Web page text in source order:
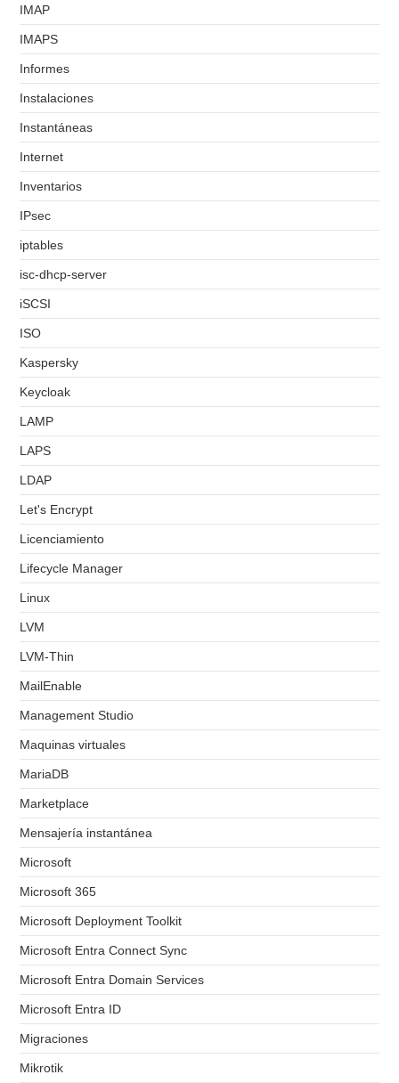
IMAP
IMAPS
Informes
Instalaciones
Instantáneas
Internet
Inventarios
IPsec
iptables
isc-dhcp-server
iSCSI
ISO
Kaspersky
Keycloak
LAMP
LAPS
LDAP
Let's Encrypt
Licenciamiento
Lifecycle Manager
Linux
LVM
LVM-Thin
MailEnable
Management Studio
Maquinas virtuales
MariaDB
Marketplace
Mensajería instantánea
Microsoft
Microsoft 365
Microsoft Deployment Toolkit
Microsoft Entra Connect Sync
Microsoft Entra Domain Services
Microsoft Entra ID
Migraciones
Mikrotik